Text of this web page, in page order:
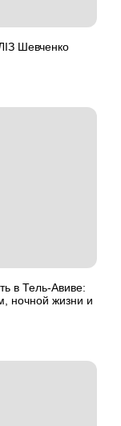
Шевченко
в Тель-Авиве:
ночной жизни и